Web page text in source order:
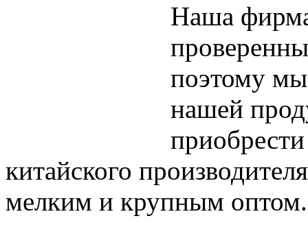
Наша
поэтому мы
нашей
китайского
мелким и крупным оптом.